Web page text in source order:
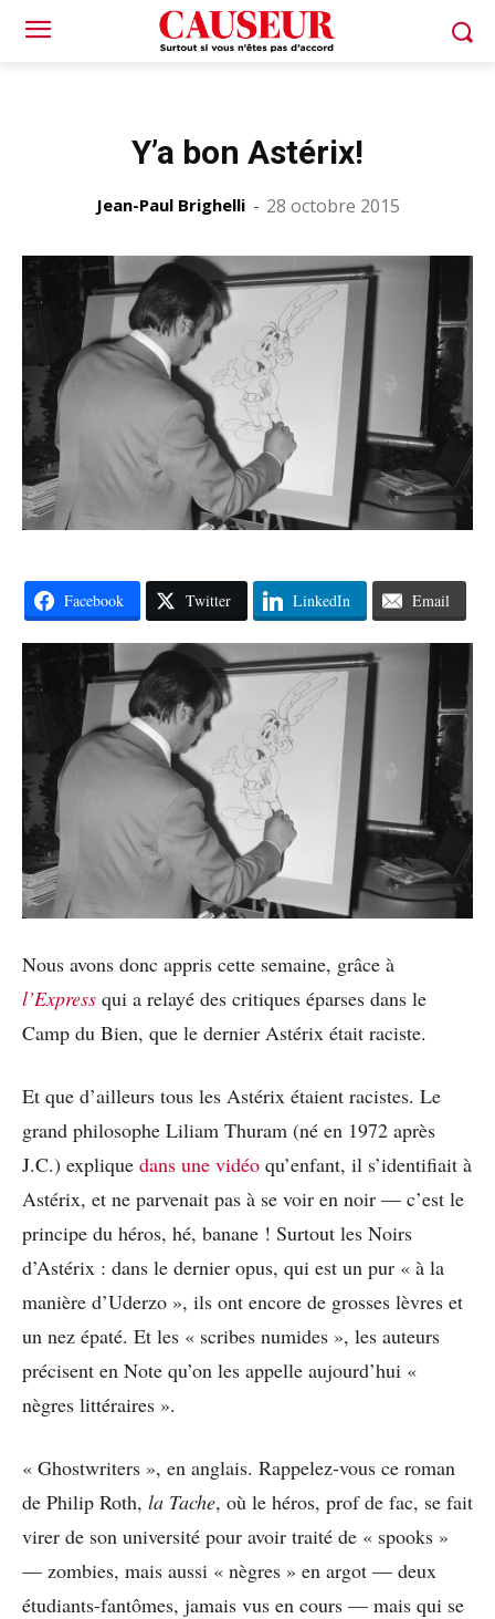
Y’a bon Astérix!
Jean-Paul Brighelli - 28 octobre 2015
Facebook Twitter LinkedIn Email
Nous avons donc appris cette semaine, grâce à
l’Express qui a relayé des critiques éparses dans le
Camp du Bien, que le dernier Astérix était raciste.
Et que d’ailleurs tous les Astérix étaient racistes. Le
grand philosophe Liliam Thuram (né en 1972 après
J.C.) explique dans une vidéo qu’enfant, il s’identifiait à
Astérix, et ne parvenait pas à se voir en noir — c’est le
principe du héros, hé, banane ! Surtout les Noirs
d’Astérix : dans le dernier opus, qui est un pur « à la
manière d’Uderzo », ils ont encore de grosses lèvres et
un nez épaté. Et les « scribes numides », les auteurs
précisent en Note qu’on les appelle aujourd’hui «
nègres littéraires ».
« Ghostwriters », en anglais. Rappelez-vous ce roman
de Philip Roth, la Tache, où le héros, prof de fac, se fait
virer de son université pour avoir traité de « spooks »
— zombies, mais aussi « nègres » en argot — deux
étudiants-fantômes, jamais vus en cours — mais qui se